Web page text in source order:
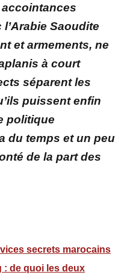
Saoudite
et armements, ne
à court
séparent les
puissent enfin
politique
du temps et un peu
de la part des
secrets marocains
: de quoi les deux